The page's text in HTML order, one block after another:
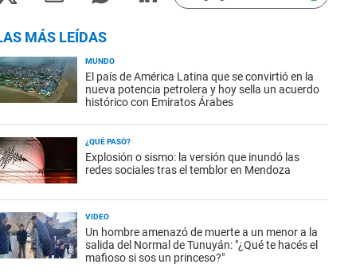
MÁS LEÍDAS
MUNDO
El país de América Latina que se convirtió en la
nueva potencia petrolera y hoy sella un acuerdo
histórico con Emiratos Árabes
¿QUÉ PASÓ?
Explosión o sismo: la versión que inundó las
redes sociales tras el temblor en Mendoza
VIDEO
Un hombre amenazó de muerte a un menor a la
salida del Normal de Tunuyán: "¿Qué te hacés el
mafioso si sos un princeso?"